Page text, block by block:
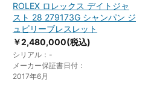
ROLEX ロレックス デイトジャ
スト 28 279173G シャンパン ジ
ュビリーブレスレット
￥2,480,000(税込)
シリアル：-
メーカー保証書日付：
2017年6月